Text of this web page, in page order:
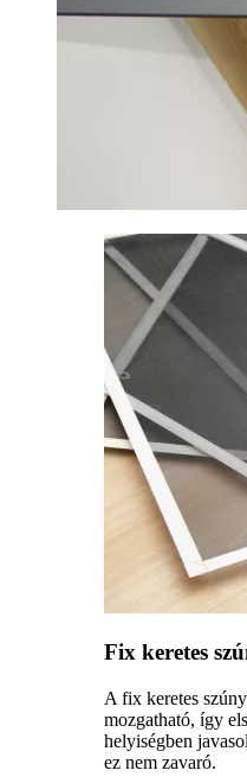
Fix keretes
A fix keretes
mozgatható, így
helyiségben
ez nem zavaró.